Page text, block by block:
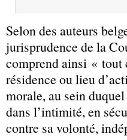
Selon des auteurs
jurisprudence de la
comprend ainsi « tout
résidence ou lieu
morale, au sein
dans l’intimité, en
contre sa volonté,